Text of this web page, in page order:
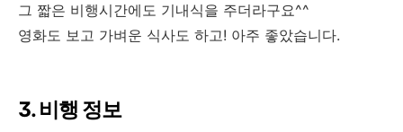
그 짧은 비행시간에도 기내식을 주더라구요^^
영화도 보고 가벼운 식사도 하고! 아주 좋았습니다.
3. 비행 정보